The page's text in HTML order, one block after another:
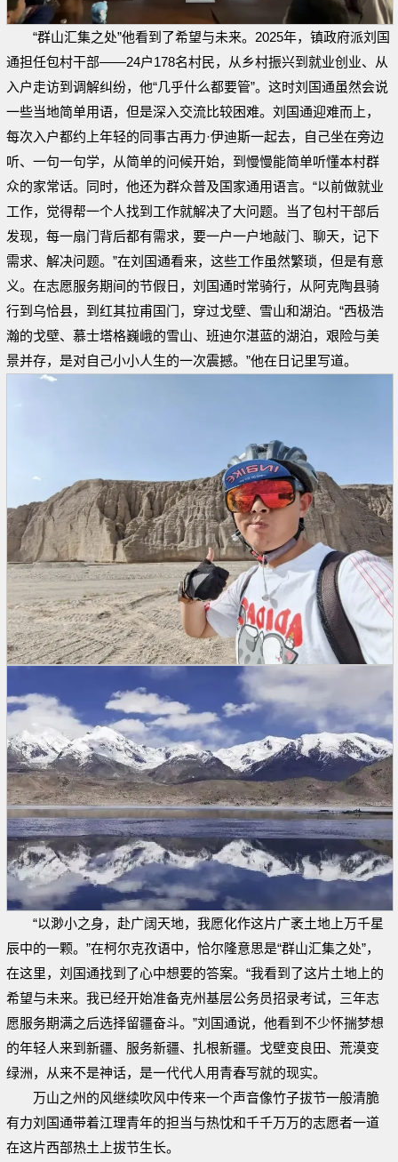
“群山汇集之处”他看到了希望与未来。2025年，镇政府派刘国
通担任包村干部——24户178名村民，从乡村振兴到就业创业、从
入户走访到调解纠纷，他“几乎什么都要管”。这时刘国通虽然会说
一些当地简单用语，但是深入交流比较困难。刘国通迎难而上，
每次入户都约上年轻的同事古再力·伊迪斯一起去，自己坐在旁边
听、一句一句学，从简单的问候开始，到慢慢能简单听懂本村群
众的家常话。同时，他还为群众普及国家通用语言。“以前做就业
工作，觉得帮一个人找到工作就解决了大问题。当了包村干部后
发现，每一扇门背后都有需求，要一户一户地敲门、聊天，记下
需求、解决问题。”在刘国通看来，这些工作虽然繁琐，但是有意
义。在志愿服务期间的节假日，刘国通时常骑行，从阿克陶县骑
行到乌恰县，到红其拉甫国门，穿过戈壁、雪山和湖泊。“西极浩
瀚的戈壁、慕士塔格巍峨的雪山、班迪尔湛蓝的湖泊，艰险与美
景并存，是对自己小小人生的一次震撼。”他在日记里写道。
“以渺小之身，赴广阔天地，我愿化作这片广袤土地上万千星
辰中的一颗。”在柯尔克孜语中，恰尔隆意思是“群山汇集之处”，
在这里，刘国通找到了心中想要的答案。“我看到了这片土地上的
希望与未来。我已经开始准备克州基层公务员招录考试，三年志
愿服务期满之后选择留疆奋斗。”刘国通说，他看到不少怀揣梦想
的年轻人来到新疆、服务新疆、扎根新疆。戈壁变良田、荒漠变
绿洲，从来不是神话，是一代代人用青春写就的现实。
万山之州的风继续吹风中传来一个声音像竹子拔节一般清脆
有力刘国通带着江理青年的担当与热忱和千千万万的志愿者一道
在这片西部热土上拔节生长。